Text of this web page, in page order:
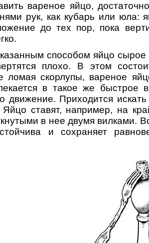
вареное яйцо,
рук, как кубарь или юла:
до тех пор, пока
способом яйцо
плохо. В этом
ломая скорлупы, вареное
в такое же быстрое
движение. Приходится
Яйцо ставят, например, на
в нее двумя вилками.
и сохраняет